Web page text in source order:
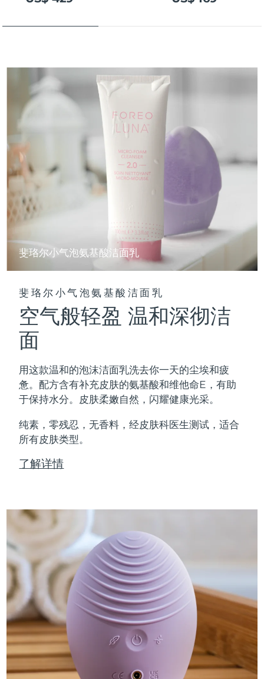
斐珞尔小气泡氨基酸洁面乳
斐珞尔小气泡氨基酸洁面乳
空气般轻盈 温和深彻洁
面
用这款温和的泡沫洁面乳洗去你一天的尘埃和疲
惫。配方含有补充皮肤的氨基酸和维他命E，有助
于保持水分。皮肤柔嫩自然，闪耀健康光采。
纯素，零残忍，无香料，经皮肤科医生测试，适合
所有皮肤类型。
了解详情